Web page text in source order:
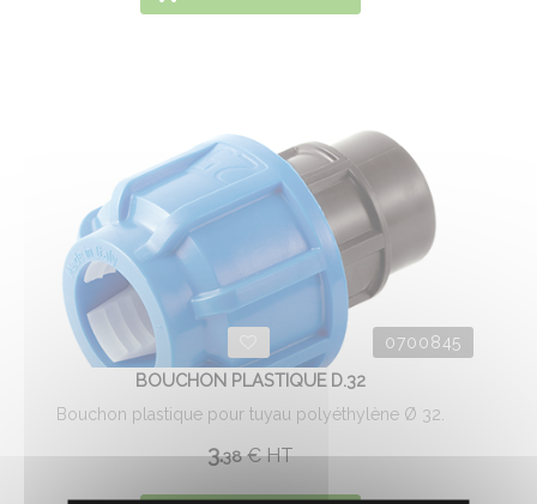
0700845
BOUCHON PLASTIQUE D.32
Bouchon plastique pour tuyau polyéthylène Ø 32.
3.38 €HT